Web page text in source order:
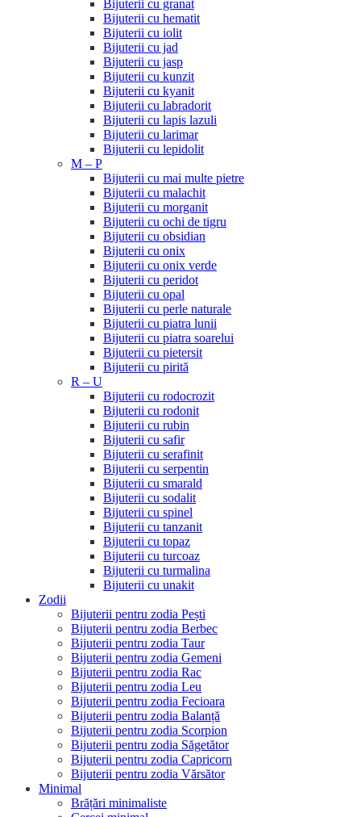
Bijuterii cu granat
Bijuterii cu hematit
Bijuterii cu iolit
Bijuterii cu jad
Bijuterii cu jasp
Bijuterii cu kunzit
Bijuterii cu kyanit
Bijuterii cu labradorit
Bijuterii cu lapis lazuli
Bijuterii cu larimar
Bijuterii cu lepidolit
M – P
Bijuterii cu mai multe pietre
Bijuterii cu malachit
Bijuterii cu morganit
Bijuterii cu ochi de tigru
Bijuterii cu obsidian
Bijuterii cu onix
Bijuterii cu onix verde
Bijuterii cu peridot
Bijuterii cu opal
Bijuterii cu perle naturale
Bijuterii cu piatra lunii
Bijuterii cu piatra soarelui
Bijuterii cu pietersit
Bijuterii cu pirită
R – U
Bijuterii cu rodocrozit
Bijuterii cu rodonit
Bijuterii cu rubin
Bijuterii cu safir
Bijuterii cu serafinit
Bijuterii cu serpentin
Bijuterii cu smarald
Bijuterii cu sodalit
Bijuterii cu spinel
Bijuterii cu tanzanit
Bijuterii cu topaz
Bijuterii cu turcoaz
Bijuterii cu turmalina
Bijuterii cu unakit
Zodii
Bijuterii pentru zodia Pești
Bijuterii pentru zodia Berbec
Bijuterii pentru zodia Taur
Bijuterii pentru zodia Gemeni
Bijuterii pentru zodia Rac
Bijuterii pentru zodia Leu
Bijuterii pentru zodia Fecioara
Bijuterii pentru zodia Balanță
Bijuterii pentru zodia Scorpion
Bijuterii pentru zodia Săgetător
Bijuterii pentru zodia Capricorn
Bijuterii pentru zodia Vărsător
Minimal
Brățări minimaliste